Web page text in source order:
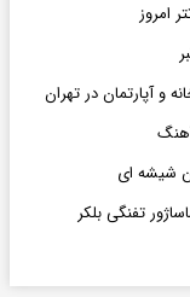
امروز
و آپارتمان در تهران
شیشه ای
تفنگی بلکر